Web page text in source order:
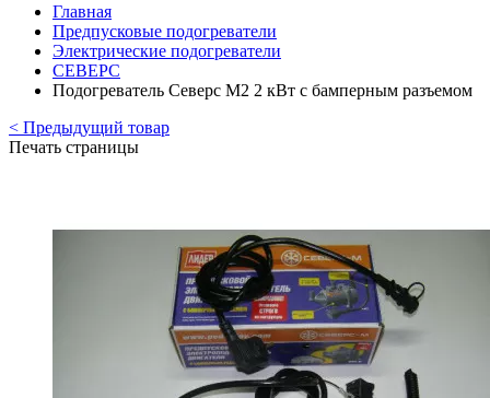
Главная
Предпусковые подогреватели
Электрические подогреватели
СЕВЕРС
Подогреватель Северс М2 2 кВт с бамперным разъемом
< Предыдущий товар
Печать страницы